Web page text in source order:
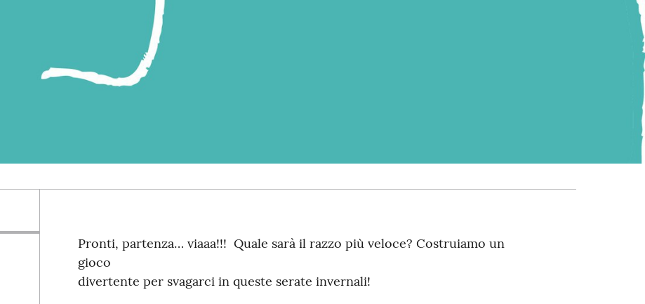
Pronti, partenza… viaaa!!! Quale sarà il razzo più veloce? Costruiamo un
gioco
divertente per svagarci in queste serate invernali!